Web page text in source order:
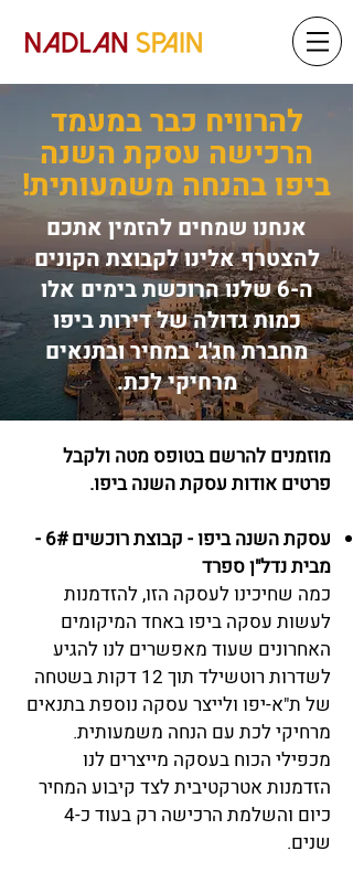
להרוויח כבר במעמד
הרכישה עסקת השנה
ביפו בהנחה משמעותית!
אנחנו שמחים להזמין אתכם
להצטרף אלינו לקבוצת הקונים
ה-6 שלנו הרוכשת בימים אלו
כמות גדולה של דירות ביפו
מחברת חג'ג' במחיר ובתנאים
מרחיקי לכת.
מוזמנים להרשם בטופס מטה ולקבל
פרטים אודות עסקת השנה ביפו.
עסקת השנה ביפו - קבוצת רוכשים 6# -
מבית נדל"ן ספרד
כמה שחיכינו לעסקה הזו, להזדמנות
לעשות עסקה ביפו באחד המיקומים
האחרונים שעוד מאפשרים לנו להגיע
לשדרות רוטשילד תוך 12 דקות בשטחה
של ת"א-יפו ולייצר עסקה נוספת בתנאים
מרחיקי לכת עם הנחה משמעותית.
מכפילי הכוח בעסקה מייצרים לנו
הזדמנות אטרקטיבית לצד קיבוע המחיר
כיום והשלמת הרכישה רק בעוד כ-4
שנים.